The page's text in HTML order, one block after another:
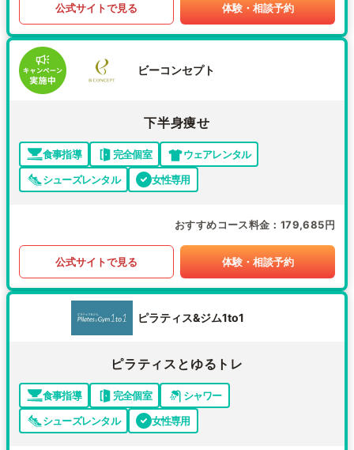
公式サイトで見る 体験・相談予約
ビーコンセプト
下半身痩せ
食事指導 完全個室
ウェアレンタル
シューズレンタル
女性専用
おすすめコース料金 179,685円
公式サイトで見る 体験・相談予約
ピラティス&ジム1to1
ピラティスとゆるトレ
食事指導 完全個室
シャワー
シューズレンタル
女性専用